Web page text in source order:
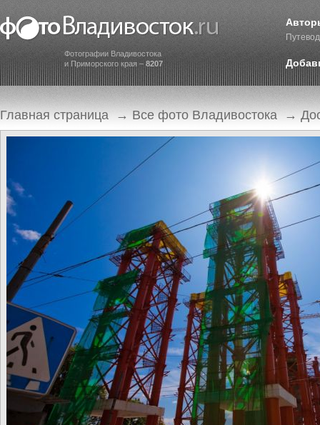
Фотографии Владивостока
и Приморского края – 8207
Главная страница → Все фото Владивостока →